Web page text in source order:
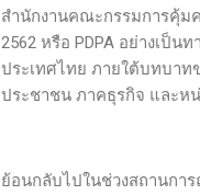
สำนักงานคณะกรรมการคุ้ม
2562 หรือ PDPA อย่างเป็
ประเทศไทย ภายใต้บทบาท
ประชาชน ภาคธุรกิจ และห
ย้อนกลับไปในช่วงสถานกา